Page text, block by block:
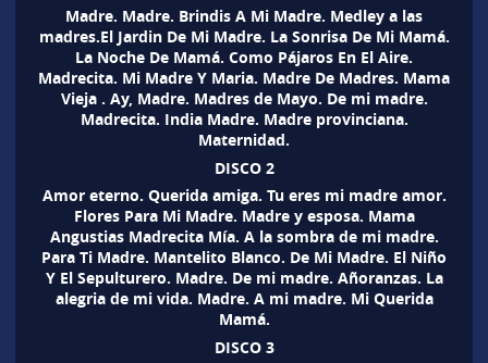
Madre. Madre. Brindis A Mi Madre. Medley a las
madres.El Jardin De Mi Madre. La Sonrisa De Mi Mamá.
La Noche De Mamá. Como Pájaros En El Aire.
Madrecita. Mi Madre Y Maria. Madre De Madres. Mama
Vieja . Ay, Madre. Madres de Mayo. De mi madre.
Madrecita. India Madre. Madre provinciana.
Maternidad.
DISCO 2
Amor eterno. Querida amiga. Tu eres mi madre amor.
Flores Para Mi Madre. Madre y esposa. Mama
Angustias Madrecita Mía. A la sombra de mi madre.
Para Ti Madre. Mantelito Blanco. De Mi Madre. El Niño
Y El Sepulturero. Madre. De mi madre. Añoranzas. La
alegria de mi vida. Madre. A mi madre. Mi Querida
Mamá.
DISCO 3